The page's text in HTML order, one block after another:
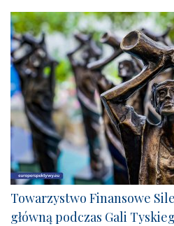
Towarzystwo Finansowe
główną podczas Gali